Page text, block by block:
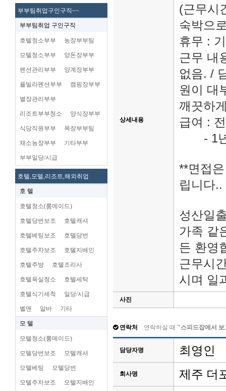
부부팀취업구인구직~~
부부팀취업 구인구직
호텔청소부부 농장부부팀
모텔청소부부 양돈장부부
펜션관리부부 양계장부부
플빌라펜션부부 캠핑장부부
별장관리부부
리조트부부청소 양식장부부
식당직원부부 목장부부팀
채소농장부부 기타부부
부부일당/시급
호텔,모텔,리조트,해외취업
호 텔
호텔청소(룸메이드)
호텔당번보조 호텔캐셔
호텔베팅보조 호텔당번
호텔주차보조 호텔지배인
호텔주방 호텔조리사
호텔욕실청소 호텔세탁
호텔식기세척 일당/시급
벨맨 알바 기타
모 텔
모텔청소(룸메이드)
모텔당번보조 모텔캐셔
모텔베팅 모텔당번
모텔주차보조 모텔지배인
상세내용
(근무시
숙박으
휴무 :
근무 내
없음. /
원이 대
깨끗하
급여 :
- 1년
**면접
립니다..
성산일
가족 같
든 환영
근무시
시며 일
사진
연락처 연락하실 때 "스피드잡에서
담당자명 최영인
회사명 제주 더